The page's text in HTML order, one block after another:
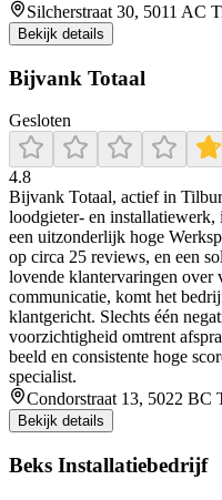
Silcherstraat 30, 5011 AC
Bekijk details
Bijvank Totaal
Gesloten
4.8
Bijvank Totaal, actief in
loodgieter- en installatiewerk,
een uitzonderlijk hoge
op circa 25 reviews, en een
lovende klantervaringen over
communicatie, komt het
klantgericht. Slechts één
voorzichtigheid omtrent
beeld en consistente hoge
specialist.
Condorstraat 13, 5022 BC
Bekijk details
Beks Installatiebedrijf